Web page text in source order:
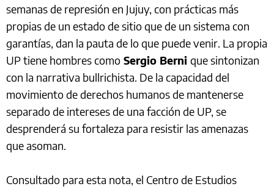
semanas de represión en Jujuy, con prácticas más
propias de un estado de sitio que de un sistema con
garantías, dan la pauta de lo que puede venir. La propia
UP tiene hombres como Sergio Berni que sintonizan
con la narrativa bullrichista. De la capacidad del
movimiento de derechos humanos de mantenerse
separado de intereses de una facción de UP, se
desprenderá su fortaleza para resistir las amenazas
que asoman.
Consultado para esta nota, el Centro de Estudios